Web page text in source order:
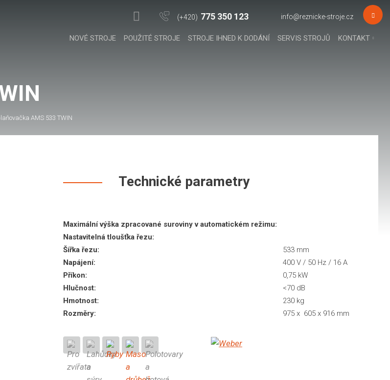
NOVÉ STROJE POUŽITÉ STROJE STROJE IHNED K DODÁNÍ SERVIS STROJŮ KONTAKT
775 350 123 info@reznicke-stroje.cz
AMS 533 TWIN
Technické parametry
Maximální výška zpracované suroviny v automatickém režimu:
Nastavitelná tloušťka řezu:
Šířka řezu:
533 mm
Napájení:
400 V / 50 Hz / 16 A
Příkon:
0,75 kW
Hlučnost:
<70 dB
Hmotnost:
230 kg
Rozměry:
975 x 605 x 916 mm